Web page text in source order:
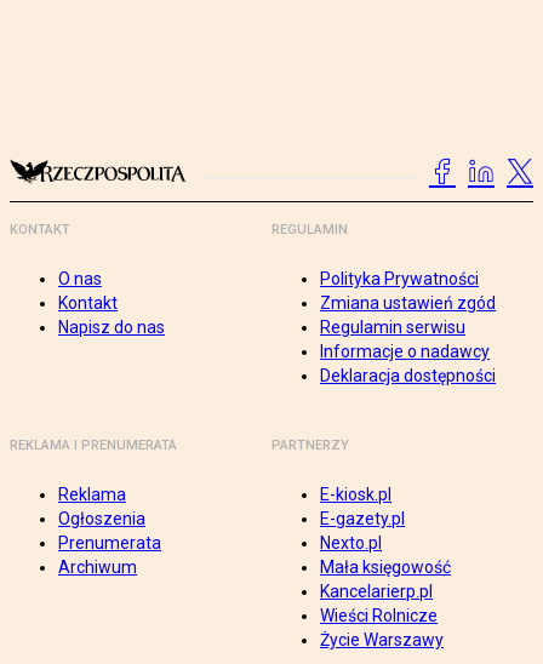
KONTAKT
O nas
Kontakt
Napisz do nas
REGULAMIN
Polityka Prywatności
Zmiana ustawień zgód
Regulamin serwisu
Informacje o nadawcy
Deklaracja dostępności
REKLAMA I PRENUMERATA
Reklama
Ogłoszenia
Prenumerata
Archiwum
PARTNERZY
E-kiosk.pl
E-gazety.pl
Nexto.pl
Mała księgowość
Kancelarierp.pl
Wieści Rolnicze
Życie Warszawy